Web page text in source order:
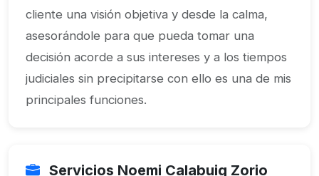
cliente una visión objetiva y desde la calma,
asesorándole para que pueda tomar una
decisión acorde a sus intereses y a los tiempos
judiciales sin precipitarse con ello es una de mis
principales funciones.
Servicios Noemi Calabuig Zorio